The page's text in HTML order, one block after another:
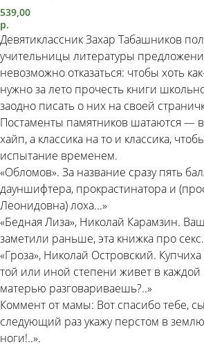
539,00
р.
Девятиклассник Захар Табашников
учительницы литературы
невозможно отказаться: чтобы хоть
нужно за лето прочесть книги
заодно писать о них на своей
Постаменты памятников шатаются —
хайп, а классика на то и классика,
испытание временем.
«Обломов». За название сразу пять
дауншифтера, прокрастинатора и
Леонидовна) лоха...»
«Бедная Лиза», Николай Карамзин.
заметили раньше, эта книжка про
«Гроза», Николай Островский.
той или иной степени живет в каждой
матерью разговариваешь?..»
Коммент от мамы: Вот спасибо тебе,
следующий раз укажу перстом в
ноги!..».